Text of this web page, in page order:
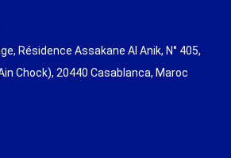
Résidence Assakane Al Anik, N° 405,
Chock), 20440 Casablanca, Maroc